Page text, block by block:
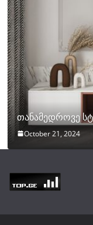
თანამედროვე
October 21, 2024